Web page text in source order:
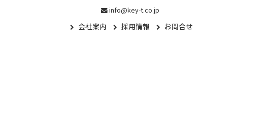
info@key-t.co.jp
会社案内 採用情報 お問合せ